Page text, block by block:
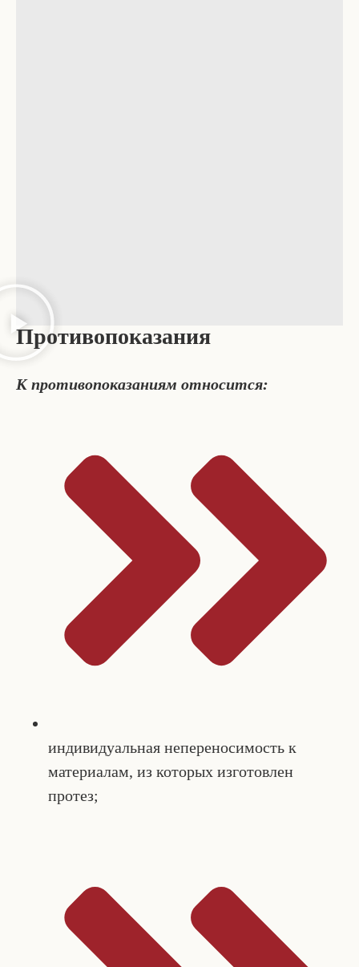
Противопоказания
К противопоказаниям относится:
индивидуальная непереносимость к
материалам, из которых изготовлен
протез;